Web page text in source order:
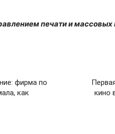
печати и массовых
фирма по
как
кино